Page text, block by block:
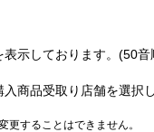
示しております。(50音
商品受取り店舗を選択
更することはできません。